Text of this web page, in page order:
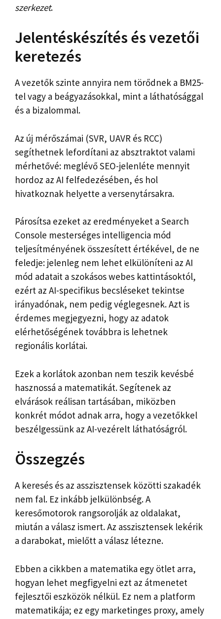
szerkezet.
Jelentéskészítés és vezetői
keretezés
A vezetők szinte annyira nem törődnek a BM25-
tel vagy a beágyazásokkal, mint a láthatósággal
és a bizalommal.
Az új mérőszámai (SVR, UAVR és RCC)
segíthetnek lefordítani az absztraktot valami
mérhetővé: meglévő SEO-jelenléte mennyit
hordoz az AI felfedezésében, és hol
hivatkoznak helyette a versenytársakra.
Párosítsa ezeket az eredményeket a Search
Console mesterséges intelligencia mód
teljesítményének összesített értékével, de ne
feledje: jelenleg nem lehet elkülöníteni az AI
mód adatait a szokásos webes kattintásoktól,
ezért az AI-specifikus becsléseket tekintse
irányadónak, nem pedig véglegesnek. Azt is
érdemes megjegyezni, hogy az adatok
elérhetőségének továbbra is lehetnek
regionális korlátai.
Ezek a korlátok azonban nem teszik kevésbé
hasznossá a matematikát. Segítenek az
elvárások reálisan tartásában, miközben
konkrét módot adnak arra, hogy a vezetőkkel
beszélgessünk az AI-vezérelt láthatóságról.
Összegzés
A keresés és az asszisztensek közötti szakadék
nem fal. Ez inkább jelkülönbség. A
keresőmotorok rangsorolják az oldalakat,
miután a válasz ismert. Az asszisztensek lekérik
a darabokat, mielőtt a válasz létezne.
Ebben a cikkben a matematika egy ötlet arra,
hogyan lehet megfigyelni ezt az átmenetet
fejlesztői eszközök nélkül. Ez nem a platform
matematikája; ez egy marketinges proxy, amely